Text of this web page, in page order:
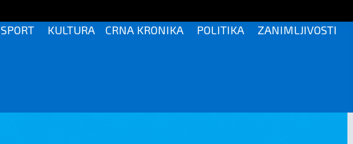
SPORT KULTURA CRNA KRONIKA POLITIKA ZANIMLJIVOSTI